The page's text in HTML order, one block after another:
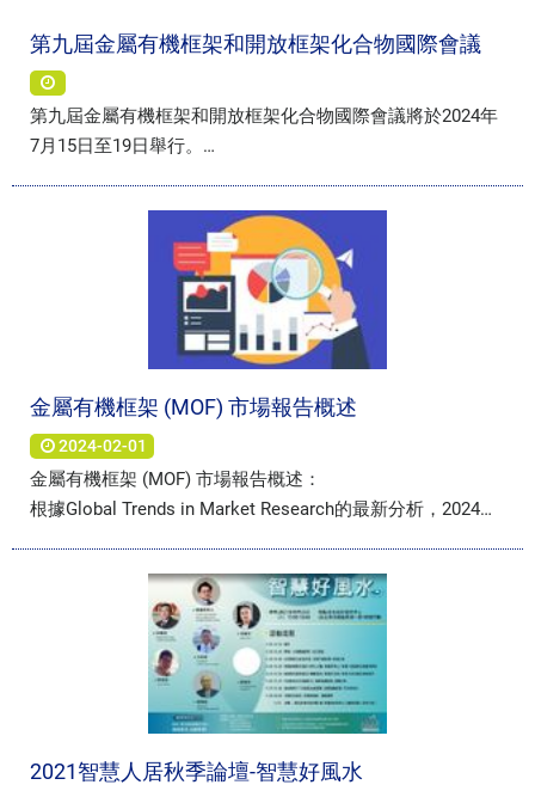
第九屆金屬有機框架和開放框架化合物國際會議
第九屆金屬有機框架和開放框架化合物國際會議將於2024年
7月15日至19日舉行。
MOF2024將在新加坡舉行，但活動地點尚未確定。
在這次重要的會議上，有機會發現科學、化學、框架、化學
材料、材料研究、材料和金屬有機框架的最新發展。
材料研究學會的會議每兩年舉行一次。
金屬有機框架 (MOF) 市場報告概述
2024-02-01
金屬有機框架 (MOF) 市場報告概述：
根據Global Trends in Market Research的最新分析，2024年
2032年調整後規模將達到13.004億美元，回顧期內複合年增
金屬有機框架（MOF）也稱為多孔配位聚合物（PCP）或配
位網絡是結晶材料，可以很容易地由金屬離子或金屬簇與有
機配體自組裝。它們表現出永久的孔隙度、巨大的內表面積
和巨大的結構多樣性，因此具有廣泛的應用，包括氣體捕獲
光。金屬有機框架（MOF）（通常）是晶體材料，具有奈米
2021智慧人居秋季論壇-智慧好風水